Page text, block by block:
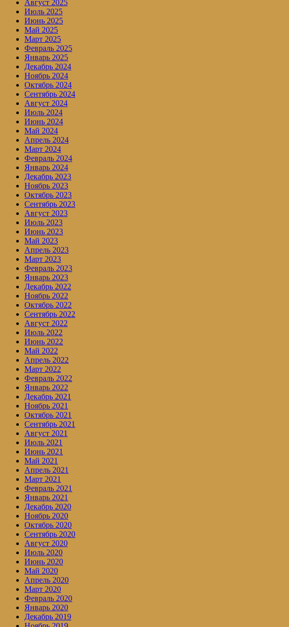
Август 2025
Июль 2025
Июнь 2025
Май 2025
Март 2025
Февраль 2025
Январь 2025
Декабрь 2024
Ноябрь 2024
Октябрь 2024
Сентябрь 2024
Август 2024
Июль 2024
Июнь 2024
Май 2024
Апрель 2024
Март 2024
Февраль 2024
Январь 2024
Декабрь 2023
Ноябрь 2023
Октябрь 2023
Сентябрь 2023
Август 2023
Июль 2023
Июнь 2023
Май 2023
Апрель 2023
Март 2023
Февраль 2023
Январь 2023
Декабрь 2022
Ноябрь 2022
Октябрь 2022
Сентябрь 2022
Август 2022
Июль 2022
Июнь 2022
Май 2022
Апрель 2022
Март 2022
Февраль 2022
Январь 2022
Декабрь 2021
Ноябрь 2021
Октябрь 2021
Сентябрь 2021
Август 2021
Июль 2021
Июнь 2021
Май 2021
Апрель 2021
Март 2021
Февраль 2021
Январь 2021
Декабрь 2020
Ноябрь 2020
Октябрь 2020
Сентябрь 2020
Август 2020
Июль 2020
Июнь 2020
Май 2020
Апрель 2020
Март 2020
Февраль 2020
Январь 2020
Декабрь 2019